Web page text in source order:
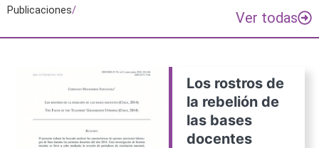
Publicaciones/ Ver todas
Los rostros de
la rebelión de
las bases
docentes